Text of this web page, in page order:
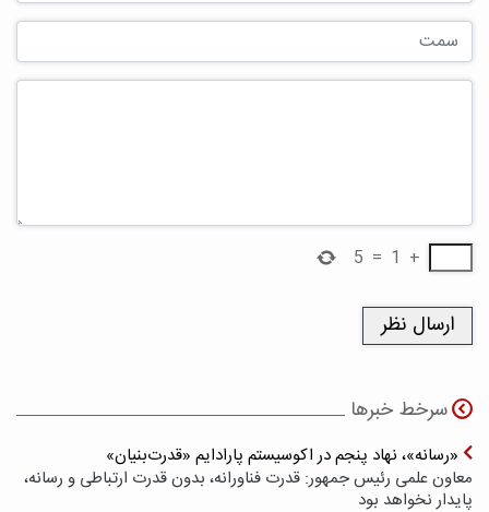
+
1
=
5
سرخط خبرها
«رسانه»، نهاد پنجم در اکوسیستم پارادایم «قدرت‌بنیان»
معاون علمی رئیس جمهور: قدرت فناورانه، بدون قدرت ارتباطی و رسانه،
پایدار نخواهد بود